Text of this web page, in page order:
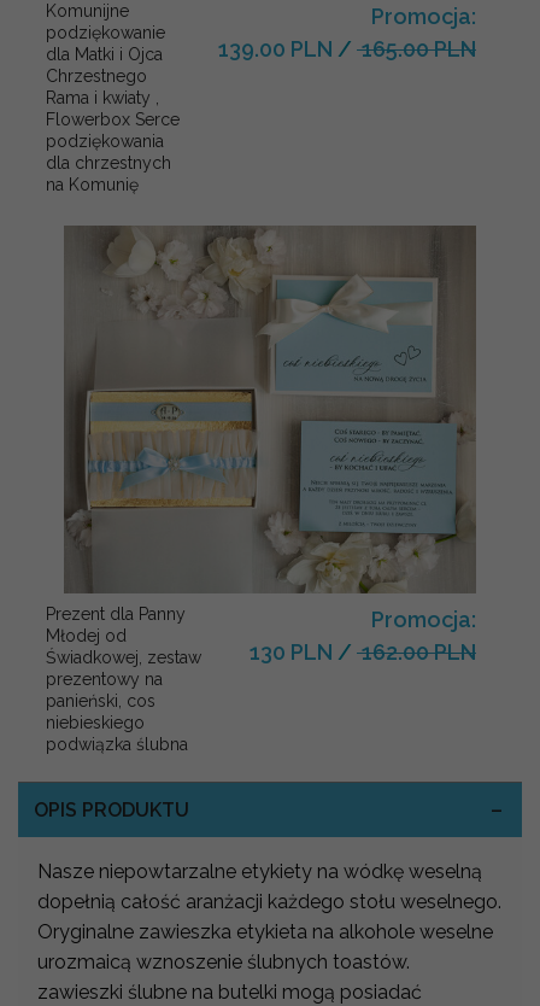
Komunijne
podziękowanie
dla Matki i Ojca
Chrzestnego
Rama i kwiaty ,
Flowerbox Serce
podziękowania
dla chrzestnych
na Komunię
Promocja:
139.00 PLN / 165.00 PLN
Prezent dla Panny
Młodej od
Świadkowej, zestaw
prezentowy na
panieński, cos
niebieskiego
podwiązka ślubna
Promocja:
130 PLN / 162.00 PLN
OPIS PRODUKTU
Nasze niepowtarzalne etykiety na wódkę weselną
dopełnią całość aranżacji każdego stołu weselnego.
Oryginalne zawieszka etykieta na alkohole weselne
urozmaicą wznoszenie ślubnych toastów.
zawieszki ślubne na butelki mogą posiadać